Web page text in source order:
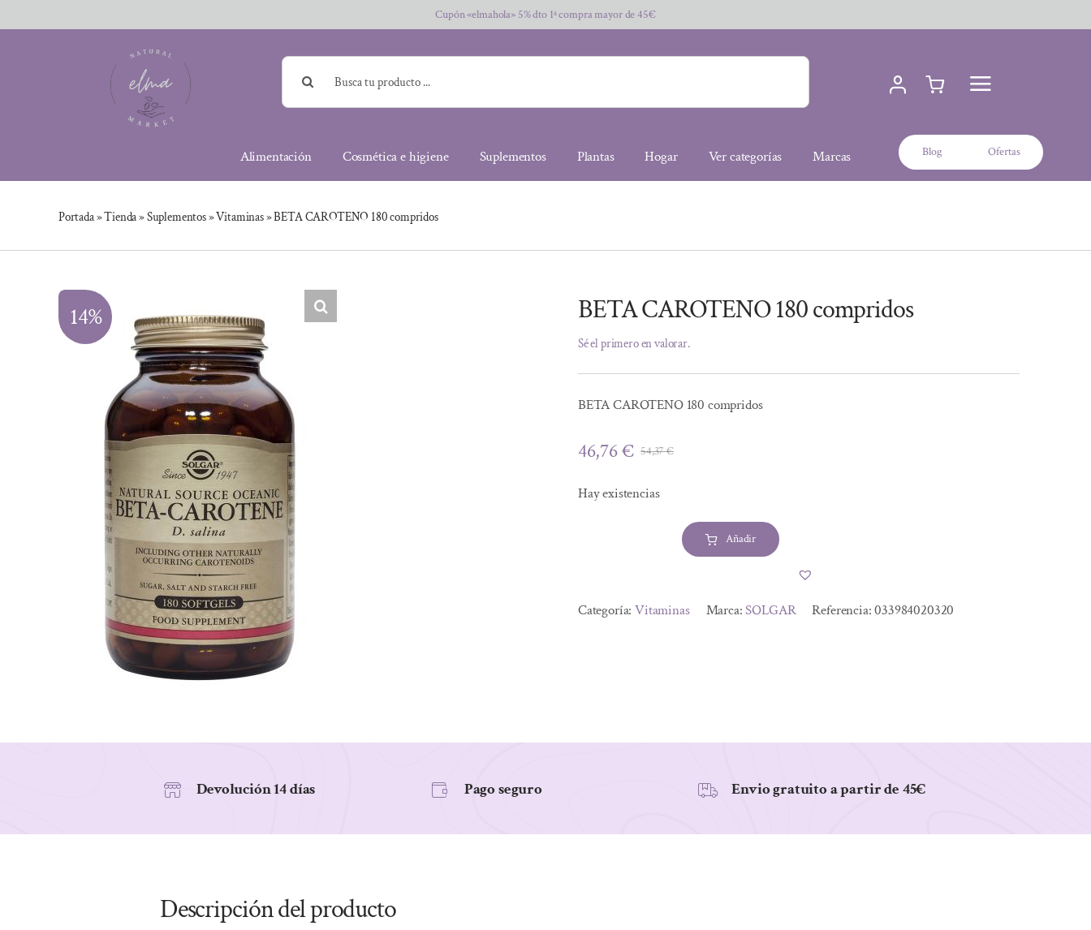
al
Cupón «elmahola» 5% dto 1ª compra mayor de 45€
Buscar:
Alimentación Cosmética e higiene Suplementos Plantas Hogar Ver categorías Marcas Blog Ofertas
Portada»Tienda»Suplementos»Vitaminas»BETA CAROTENO 180 compridos
14% BETA CAROTENO 180 compridos
Sé el primero en valorar.
BETA CAROTENO 180 compridos
54,37€El
era:
54,37 €.
46,76€
El
es:
46,76 €.
Hay existencias
compridos
Añadir
Categoría:Vitaminas Marca:SOLGAR Referencia:033984020320
Devolución 14 días Pago seguro Envio gratuito a partir de 45€
Descripción del producto